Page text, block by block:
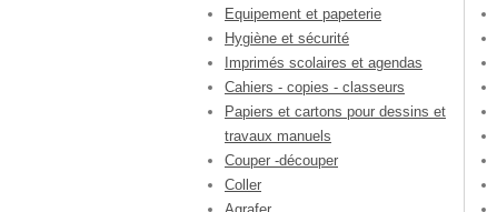
Equipement et papeterie
Hygiène et sécurité
Imprimés scolaires et agendas
Cahiers - copies - classeurs
Papiers et cartons pour dessins et
travaux manuels
Couper -découper
Coller